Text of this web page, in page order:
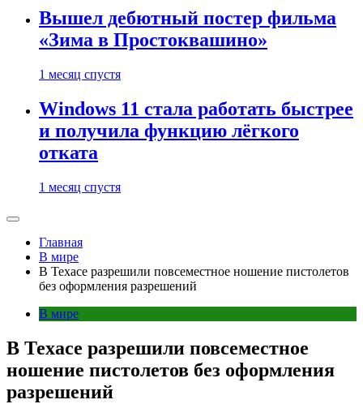
Вышел дебютный постер фильма
«Зима в Простоквашино»
1 месяц спустя
Windows 11 стала работать быстрее
и получила функцию лёгкого
отката
1 месяц спустя
Главная
В мире
В Техасе разрешили повсеместное ношение пистолетов
без оформления разрешений
В мире
В Техасе разрешили повсеместное
ношение пистолетов без оформления
разрешений